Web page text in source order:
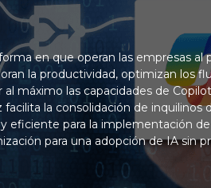
en que operan las empresas al
la productividad, optimizan los
máximo las capacidades de
la consolidación de inquilinos
eficiente para la implementación
para una adopción de IA sin